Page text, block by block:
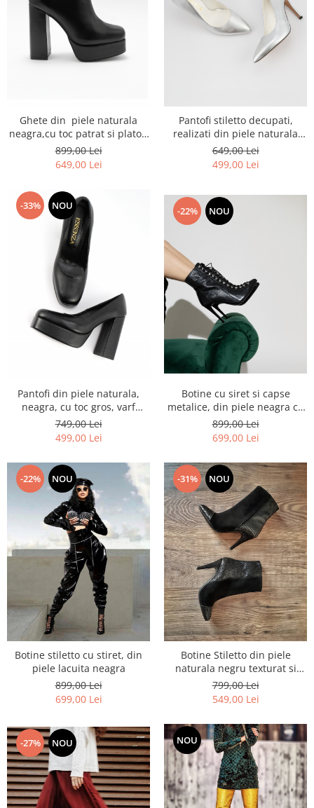
Ghete din piele naturala
neagra,cu toc patrat si platou
supradimensionat
899,00 Lei
649,00 Lei
Pantofi stiletto decupati,
realizati din piele naturala
argintie
649,00 Lei
499,00 Lei
-33% NOU
Pantofi din piele naturala,
neagra, cu toc gros, varf
patrat
749,00 Lei
499,00 Lei
-22% NOU
Botine cu siret si capse
metalice, din piele neagra cu
sclipici
899,00 Lei
699,00 Lei
-22% NOU
Botine stiletto cu stiret, din
piele lacuita neagra
899,00 Lei
699,00 Lei
-31% NOU
Botine Stiletto din piele
naturala negru texturat si
piele intoarsa neagra cu toc
de 8,5cm
799,00 Lei
549,00 Lei
-27% NOU NOU